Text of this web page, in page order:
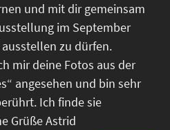
und mit dir gemeinsam
im September
zu dürfen.
mir deine Fotos aus der
angesehen und bin sehr
Ich finde sie
Grüße Astrid